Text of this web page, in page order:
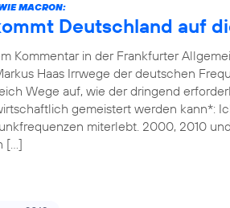
MACRON:
Deutschland auf
Kommentar in der Frankfurter
Haas Irrwege der deutschen
Wege auf, wie der dringend
gemeistert werden kann*:
miterlebt. 2000, 2010
[…]